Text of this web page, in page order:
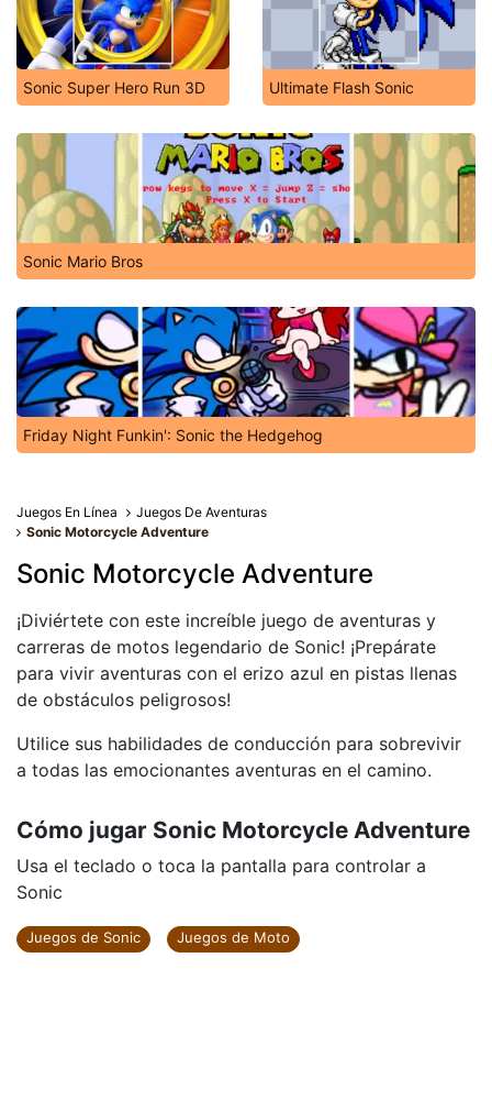
Sonic Super Hero Run 3D Ultimate Flash Sonic
Sonic Mario Bros
Friday Night Funkin': Sonic the Hedgehog
Juegos En Línea
Juegos De Aventuras
Sonic Motorcycle Adventure
Sonic Motorcycle Adventure
¡Diviértete con este increíble juego de aventuras y
carreras de motos legendario de Sonic! ¡Prepárate
para vivir aventuras con el erizo azul en pistas llenas
de obstáculos peligrosos!
Utilice sus habilidades de conducción para sobrevivir
a todas las emocionantes aventuras en el camino.
Cómo jugar Sonic Motorcycle Adventure
Usa el teclado o toca la pantalla para controlar a
Sonic
Juegos de Sonic Juegos de Moto